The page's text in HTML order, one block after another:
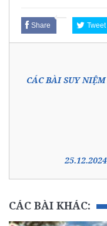
Share Tweet
CÁC BÀI SUY
CÁC BÀI KHÁC: